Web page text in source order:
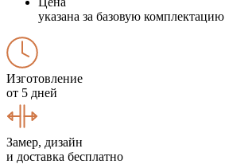
указана за базовую комплектацию
Изготовление
от 5 дней
Замер, дизайн
и доставка бесплатно